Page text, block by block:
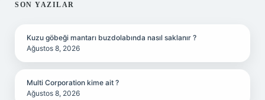
SIDEBAR
SON YAZILAR
Kuzu göbeği mantarı buzdolabında nasıl saklanır ?
Ağustos 8, 2026
Multi Corporation kime ait ?
Ağustos 8, 2026